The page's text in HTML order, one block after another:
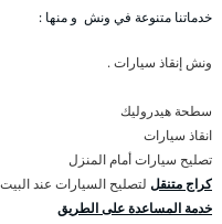
خدماتنا متنوعة في ونش و منها :
ونش إنقاذ سيارات .
سطحة هيدروليك
انقاذ سيارات
تصليح سيارات أمام المنزل
كراج متنقل لتصليح السيارات عند البيت
خدمة المساعدة على الطريق